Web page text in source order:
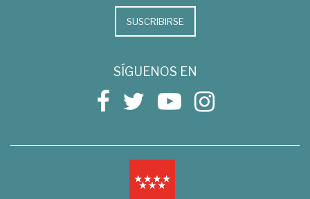
SUSCRIBIRSE
SÍGUENOS EN